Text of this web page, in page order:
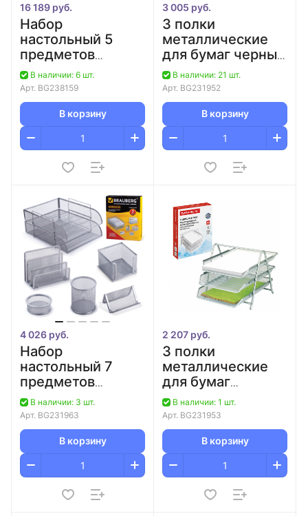
16 189 руб.
Набор
настольный 5
предметов
светлое дерево/
черный "Cayman"
GALANT
В наличии: 6 шт.
Арт. BG238159
В корзину
3 005 руб.
3 полки
металлические
для бумаг черные
сетчатые
BRAUBERG
В наличии: 21 шт.
Арт. BG231952
В корзину
4 026 руб.
Набор
настольный 7
предметов
серебро
"Germanium"
BRAUBERG
В наличии: 3 шт.
Арт. BG231963
В корзину
2 207 руб.
3 полки
металлические
для бумаг
серебро сетчатые
BRAUBERG
В наличии: 1 шт.
Арт. BG231953
В корзину